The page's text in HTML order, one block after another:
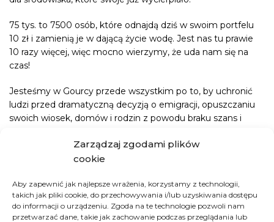
Zarządzaj zgodami plików
cookie
Aby zapewnić jak najlepsze wrażenia, korzystamy z technologii,
takich jak pliki cookie, do przechowywania i/lub uzyskiwania dostępu
do informacji o urządzeniu. Zgoda na te technologie pozwoli nam
przetwarzać dane, takie jak zachowanie podczas przeglądania lub
75 tys. to 7500 osób, które odnajdą dziś w swoim portfelu
10 zł i zamienią je w dającą życie wodę. Jest nas tu prawie
10 razy więcej, więc mocno wierzymy, że uda nam się na
czas!
Jesteśmy w Gourcy przede wszystkim po to, by uchronić
ludzi przed dramatyczną decyzją o emigracji, opuszczaniu
swoich wiosek, domów i rodzin z powodu braku szans i
sytuacjach to, czego potrzebują najbardziej. Dziś jest to
JAK MOŻESZ POMÓC: